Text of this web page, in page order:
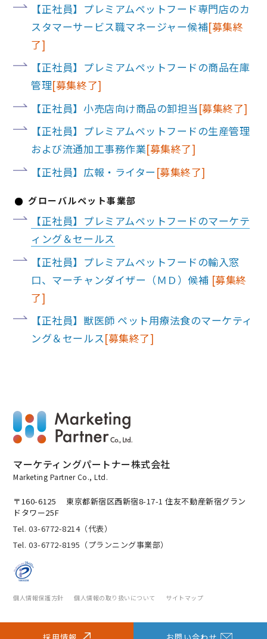
【正社員】プレミアムペットフード専門店のカ
スタマーサービス職マネージャー候補
【正社員】プレミアムペットフードの商品在庫
管理
【正社員】小売店向け商品の卸担当
【正社員】プレミアムペットフードの生産管理
および流通加工事務作業
【正社員】広報・ライター
グローバルペット事業部
【正社員】プレミアムペットフードのマーケテ
ィング＆セールス
【正社員】プレミアムペットフードの輸入窓
口、マーチャンダイザー（ＭＤ）候補
【正社員】獣医師 ペット用療法食のマーケティ
ング＆セールス
マーケティングパートナー株式会社
Marketing Partner Co., Ltd.
〒160-6125
東京都新宿区西新宿8-17-1 住友不動産新宿グラン
ドタワー25F
Tel. 03-6772-8214（代表）
Tel. 03-6772-8195（プランニング事業部）
個人情報保護方針 個人情報の取り扱いについて サイトマップ